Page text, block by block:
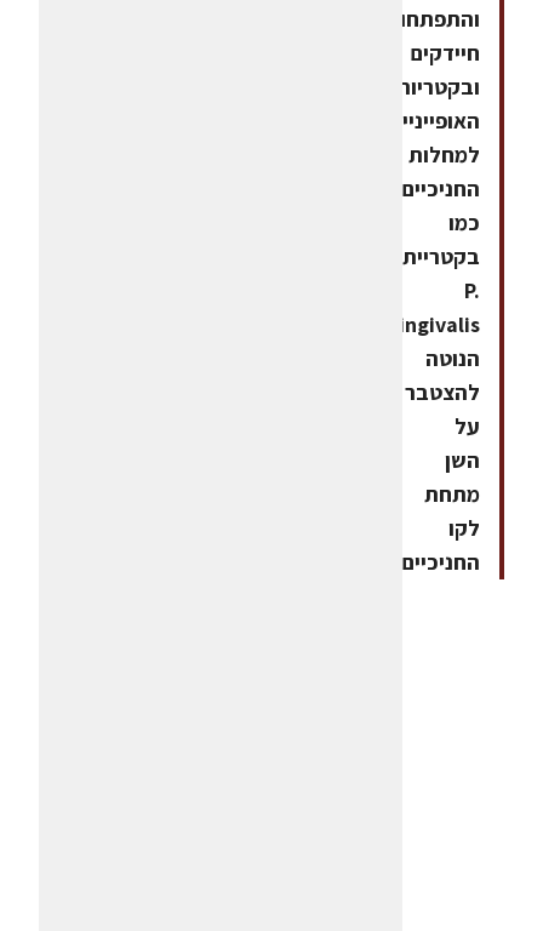
והתפתחות
חיידקים
ובקטריות
האופייניים
למחלות
החניכיים,
כמו
בקטריית
P.
gingivalis
הנוטה
להצטבר
על
השן
מתחת
לקו
החניכיים